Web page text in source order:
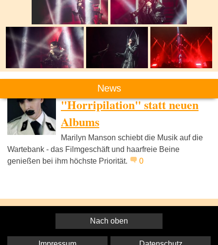
News
MARILYN MANSON
"Horripilation" statt neuen
Albums
Marilyn Manson schiebt die Musik auf die
Wartebank - das Filmgeschäft und haarfreie Beine
genießen bei ihm höchste Priorität.
0
Nach oben